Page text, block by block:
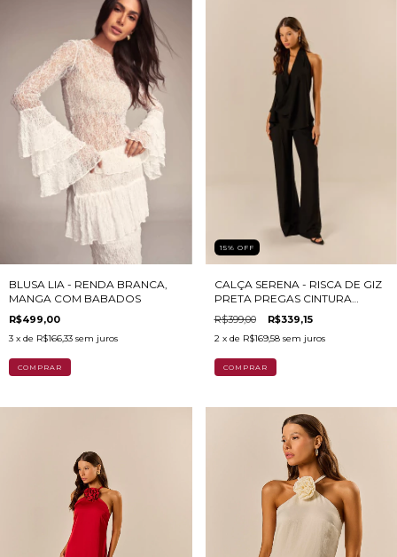
BLUSA LIA - RENDA BRANCA,
MANGA COM BABADOS
R$499,00
3 x de R$166,33 sem juros
COMPRAR
15% OFF
CALÇA SERENA - RISCA DE GIZ
PRETA PREGAS CINTURA
MÉDIA
R$399,00 R$339,15
2 x de R$169,58 sem juros
COMPRAR